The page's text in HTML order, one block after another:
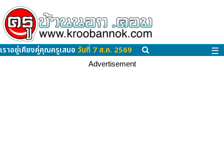
เราอยู่เคียงคู่คุณครูเสมอ วันที่ 7 ส.ค. 2569 ☰
Advertisement